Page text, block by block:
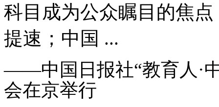
科目成为公众瞩目的焦
提速；中国 ...
——中国日报社“教育人·
会在京举行